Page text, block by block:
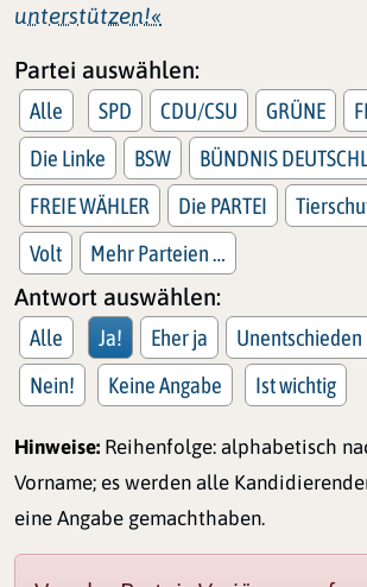
unterstützen!«
Partei auswählen:
Alle SPD CDU/CSU GRÜNE
Die Linke
BSW
BÜNDNIS
FREIE WÄHLER
Die PARTEI
Volt
Mehr Parteien …
Antwort auswählen:
Alle Ja! Eher ja Unentschieden
Nein!
Keine Angabe Ist wichtig
Hinweise: Reihenfolge: alphabetisch
Vorname; es werden alle
eine Angabe gemachthaben.